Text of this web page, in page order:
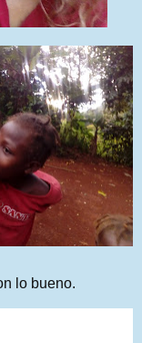
lo bueno.